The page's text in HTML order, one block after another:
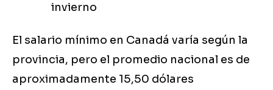
invierno
El salario mínimo en Canadá varía según la
provincia, pero el promedio nacional es de
aproximadamente 15,50 dólares